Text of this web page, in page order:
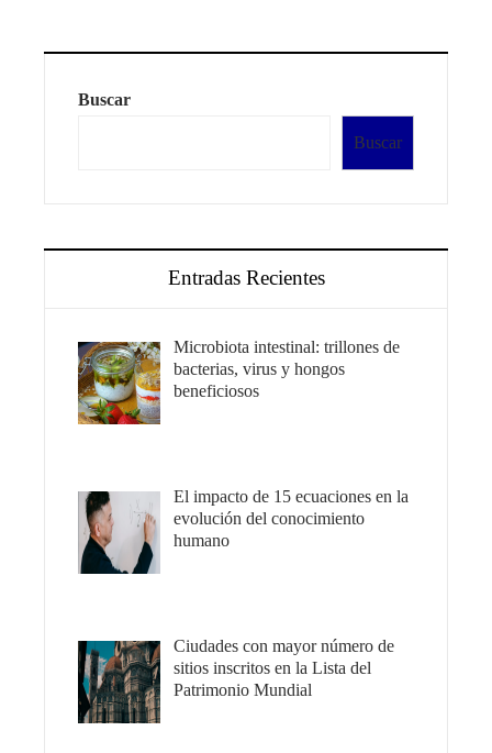
Buscar
Buscar
Entradas Recientes
Microbiota intestinal: trillones de
bacterias, virus y hongos
beneficiosos
El impacto de 15 ecuaciones en la
evolución del conocimiento
humano
Ciudades con mayor número de
sitios inscritos en la Lista del
Patrimonio Mundial